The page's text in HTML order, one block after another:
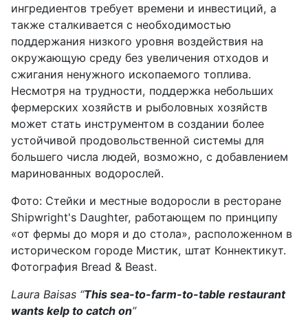
ингредиентов требует времени и инвестиций, а
также сталкивается с необходимостью
поддержания низкого уровня воздействия на
окружающую среду без увеличения отходов и
сжигания ненужного ископаемого топлива.
Несмотря на трудности, поддержка небольших
фермерских хозяйств и рыболовных хозяйств
может стать инструментом в создании более
устойчивой продовольственной системы для
большего числа людей, возможно, с добавлением
маринованных водорослей.
Фото: Стейки и местные водоросли в ресторане
Shipwright's Daughter, работающем по принципу
«от фермы до моря и до стола», расположенном в
историческом городе Мистик, штат Коннектикут.
Фотография Bread & Beast.
Laura Baisas “This sea-to-farm-to-table restaurant
wants kelp to catch on”